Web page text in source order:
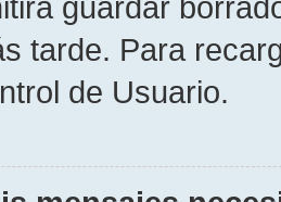
tarde. Para
de Usuario.